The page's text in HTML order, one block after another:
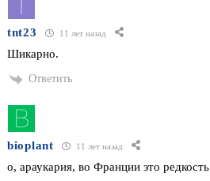
tnt23 11 лет назад
Шикарно.
Ответить
bioplant 11 лет назад
о, араукария, во Франции это редкость